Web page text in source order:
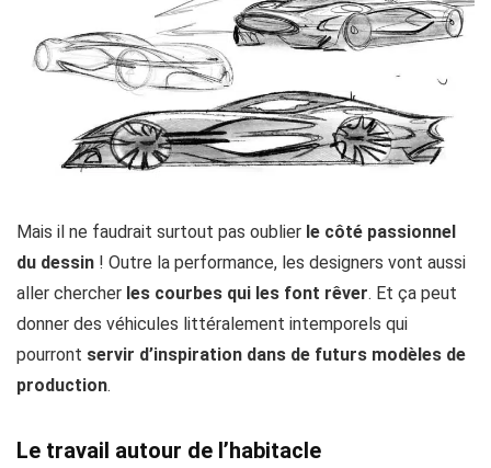
Mais il ne faudrait surtout pas oublier le côté passionnel
du dessin ! Outre la performance, les designers vont aussi
aller chercher les courbes qui les font rêver. Et ça peut
donner des véhicules littéralement intemporels qui
pourront servir d’inspiration dans de futurs modèles de
production.
Le travail autour de l’habitacle